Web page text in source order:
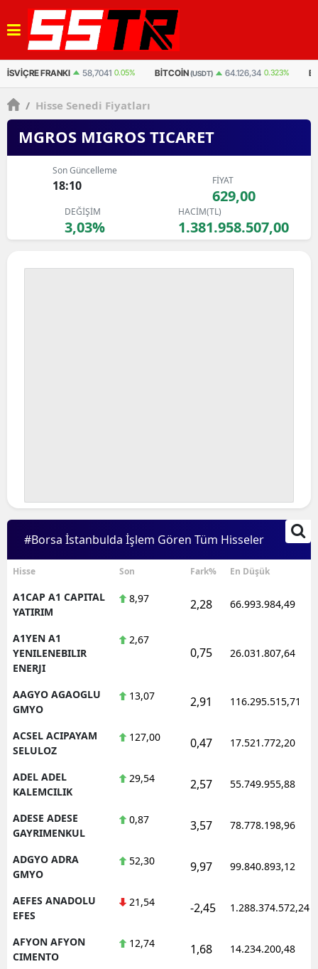
BITCOIN(USDT) 64.126,34 0.323% BITCOIN(TL) 3.042.123 0.495%
/ Hisse Senedi Fiyatları
MGROS MIGROS TICARET
Son Güncelleme
18:10 FİYAT
629,00
DEĞİŞİM
3,03%
HACİM(TL)
1.381.958.507,00
#Borsa İstanbulda İşlem Gören Tüm Hisseler
Hisse Son Fark% En Düşük
A1CAP A1 CAPITAL
YATIRIM
8,97 2,28 66.993.984,49
A1YEN A1
YENILENEBILIR
ENERJI
2,67
0,75 26.031.807,64
AAGYO AGAOGLU
GMYO
13,07 2,91 116.295.515,71
ACSEL ACIPAYAM
SELULOZ
127,00 0,47 17.521.772,20
ADEL ADEL
KALEMCILIK
29,54 2,57 55.749.955,88
ADESE ADESE
GAYRIMENKUL
0,87 3,57 78.778.198,96
ADGYO ADRA
GMYO
52,30 9,97 99.840.893,12
AEFES ANADOLU
EFES
21,54 -2,45 1.288.374.572,24
AFYON AFYON
CIMENTO
12,74 1,68 14.234.200,48